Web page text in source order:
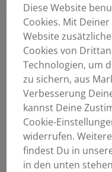
Diese Website
Cookies. Mit
Website
Cookies von
Technologien, um
zu sichern, aus
Verbesserung
kannst Deine
Cookie-
widerrufen.
findest Du in
in den unten